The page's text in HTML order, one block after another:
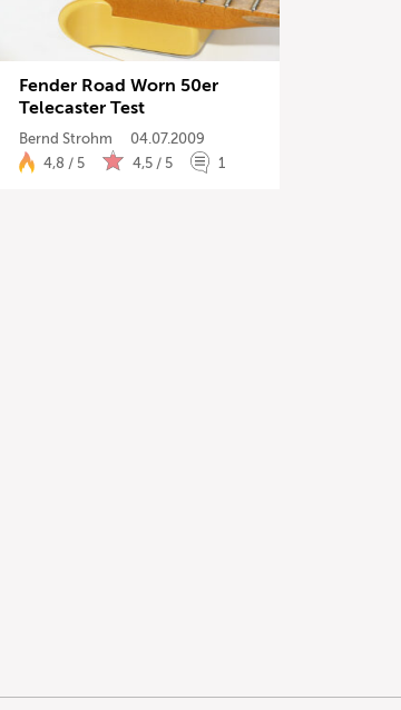
Fender Road Worn 50er
Telecaster Test
Bernd Strohm
04.07.2009
4,8 / 5
4,5 / 5 1